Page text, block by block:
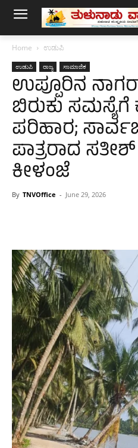
Home ಉಡುಪಿ
ಉಡುಪಿ ರಾಜ್ಯ ಸಾಮಾಜಿಕ
ಉಪ್ಪೂರಿನ
ಬಿರುಕು
ಪರಿಹಾರ;
ಪಾತ್ರರಾದ
ಕೀಳಂಜೆ
By TNVOffice - June 29, 2026